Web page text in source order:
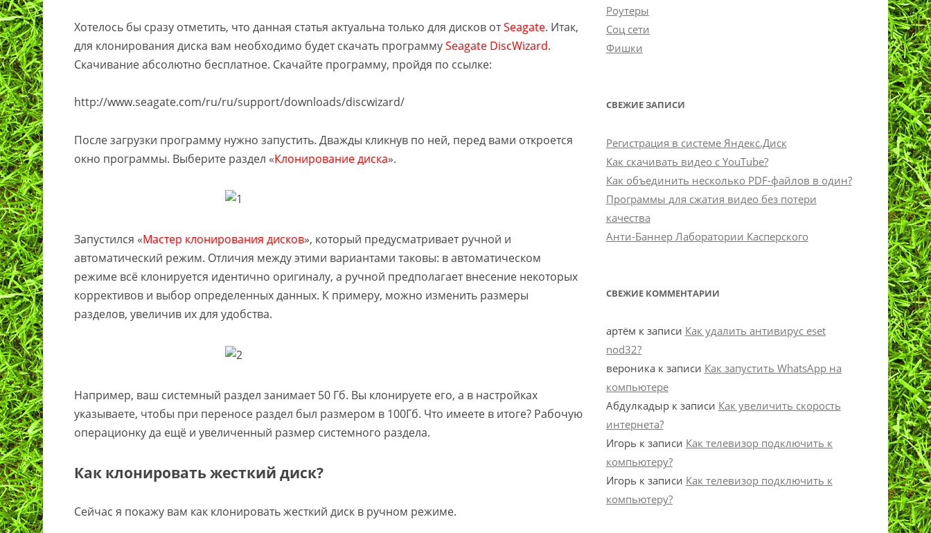
Хотелось бы сразу отметить, что данная статья актуальна только для дисков отSeagate. Итак,
для клонирования диска вам необходимо будет скачать программуSeagate DiscWizard.
Скачивание абсолютно бесплатное. Скачайте программу, пройдя по ссылке:
http://www.seagate.com/ru/ru/support/downloads/discwizard/
После загрузки программу нужно запустить. Дважды кликнув по ней, перед вами откроется
окно программы. Выберите раздел «Клонирование диска».
Запустился «Мастер клонирования дисков», который предусматривает ручной и
автоматический режим. Отличия между этими вариантами таковы: в автоматическом
режиме всё клонируется идентично оригиналу, а ручной предполагает внесение некоторых
коррективов и выбор определенных данных. К примеру, можно изменить размеры
разделов, увеличив их для удобства.
Например, ваш системный раздел занимает 50 Гб. Вы клонируете его, а в настройках
указываете, чтобы при переносе раздел был размером в 100Гб. Что имеете в итоге? Рабочую
операционку да ещё и увеличенный размер системного раздела.
Как клонировать жесткий диск?
Сейчас я покажу вам как клонировать жесткий диск в ручном режиме.
Роутеры
Соц сети
Фишки
СВЕЖИЕ ЗАПИСИ
Регистрация в системе Яндекс.Диск
Как скачивать видео с YouTube?
Как объединить несколько PDF-файлов в один?
Программы для сжатия видео без потери
качества
Анти-Баннер Лаборатории Касперского
СВЕЖИЕ КОММЕНТАРИИ
артём к записи Как удалить антивирус eset
nod32?
вероникак записи Как запустить WhatsApp на
компьютере
Абдулкадырк записи Как увеличить скорость
интернета?
Игорь к записи Как телевизор подключить к
компьютеру?
Игорь к записи Как телевизор подключить к
компьютеру?